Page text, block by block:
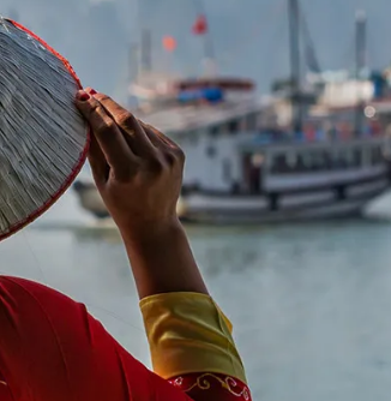
アイスランド
デンマーク ノルウェー
リトアニア ギリシャ
モンテネグロ ブルガリア
ボスニア・ヘルツェゴビナ セルビア